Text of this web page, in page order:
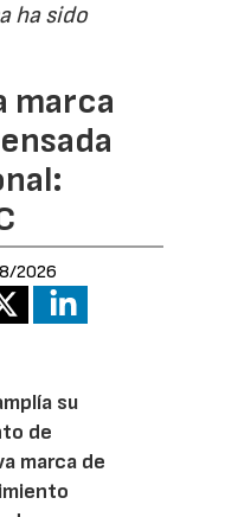
ha sido
marca
2026
su
de
marca de